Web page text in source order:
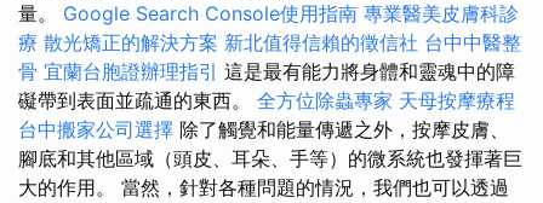
量。 Google Search Console使用指南 專業醫美皮膚科診
療 散光矯正的解決方案 新北值得信賴的徵信社 台中中醫整
骨 宜蘭台胞證辦理指引 這是最有能力將身體和靈魂中的障
礙帶到表面並疏通的東西。 全方位除蟲專家 天母按摩療程
台中搬家公司選擇 除了觸覺和能量傳遞之外，按摩皮膚、
腳底和其他區域（頭皮、耳朵、手等）的微系統也發揮著巨
大的作用。 當然，針對各種問題的情況，我們也可以透過